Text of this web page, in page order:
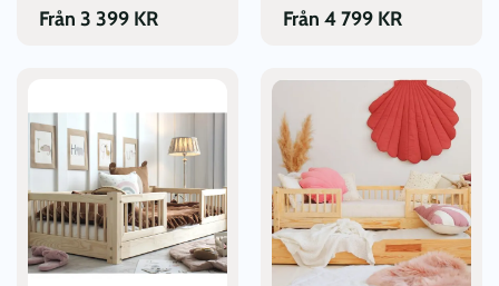
Från 3 399 KR Från 4 799 KR
produkten
har
flera
varianter.
De
olika
alternativen
Den
produkten
har
flera
varianter.
De
olika
alternativen